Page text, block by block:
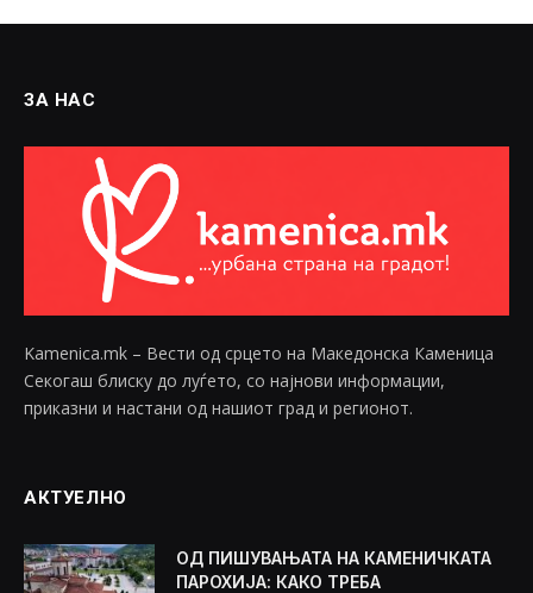
ЗА НАС
Kamenica.mk – Вести од срцето на Македонска Каменица
Секогаш блиску до луѓето, со најнови информации,
приказни и настани од нашиот град и регионот.
АКТУЕЛНО
ОД ПИШУВАЊАТА НА КАМЕНИЧКАТА
ПАРОХИЈА: КАКО ТРЕБА